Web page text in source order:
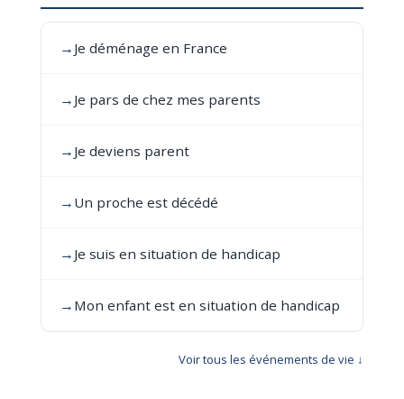
→ Je déménage en France
→ Je pars de chez mes parents
→ Je deviens parent
→ Un proche est décédé
→ Je suis en situation de handicap
→ Mon enfant est en situation de handicap
Voir tous les événements de vie ↓